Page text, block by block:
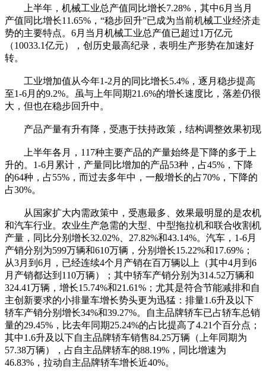
上半年，机械工业总产值同比增长7.28%，其中6月当月
产值同比增长11.65%，“稳步回升”已成为当前机械工业经济走
势的主要特点。6月当月机械工业总产值已超过1万亿元
（10033.1亿元），创历史最高纪录，表明生产形势在加速好
转。
工业增加值从今年1-2月的同比增长5.4%，逐月稳步提高
至1-6月的9.2%。虽与上年同期21.6%的增长速度比，落差仍很
大，但也在稳步回升中。
产品产量有升有降，受惠于扶持政策，结构调整效果初现
上半年各月，117种主要产品的产量始终是下降的多于上
升的。1-6月累计，产量同比增加的产品53种，占45%，下降
的64种，占55%，而过去多年中，一般增长的占70%，下降的
占30%。
从国家扩大内需政策中，受惠最多、效果最明显的是农机
和汽车行业。农业生产急需的大型、中型拖拉机和联合收割机
产量，同比分别增长32.02%、27.82%和43.14%。汽车，1-6月
产销分别为599万辆和610万辆，分别增长15.22%和17.69%；
从3月到6月，已经连续4个月产销在百万辆以上（其中4月到6
月产销都达到110万辆）；其中轿车产销分别为314.52万辆和
324.41万辆，增长15.74%和21.61%；尤其是符合节能减排和自
主创新要求的小排量车增长势头更为迅猛：排量1.6升及以下
轿车产销分别增长34%和39.27%。自主品牌轿车已占轿车总销
量的29.45%，比去年同期25.24%的占比提高了4.21个百分点；
其中1.6升及以下自主品牌轿车销售84.25万辆（上年同期为
57.38万辆），占自主品牌轿车的88.19%，同比增速为
46.83%，拉动自主品牌轿车增长近40%。